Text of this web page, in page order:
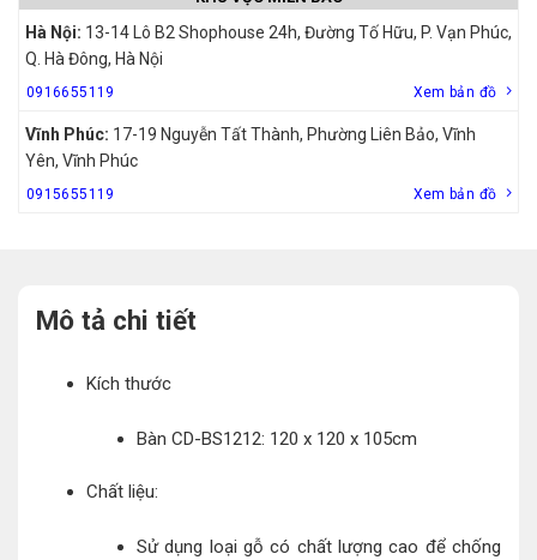
Hà Nội: 13-14 Lô B2 Shophouse 24h, Đường Tố Hữu, P. Vạn Phúc,
Q. Hà Đông, Hà Nội
0916655119 Xem bản đồ
Vĩnh Phúc: 17-19 Nguyễn Tất Thành, Phường Liên Bảo, Vĩnh
Yên, Vĩnh Phúc
0915655119 Xem bản đồ
Mô tả chi tiết
Kích thước
Bàn CD-BS1212: 120 x 120 x 105cm
Chất liệu:
Sử dụng loại gỗ có chất lượng cao để chống